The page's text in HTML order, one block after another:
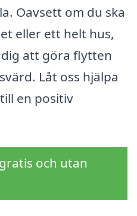
Oavsett om du ska
eller ett helt hus,
att göra flytten
Låt oss hjälpa
en positiv
och utan